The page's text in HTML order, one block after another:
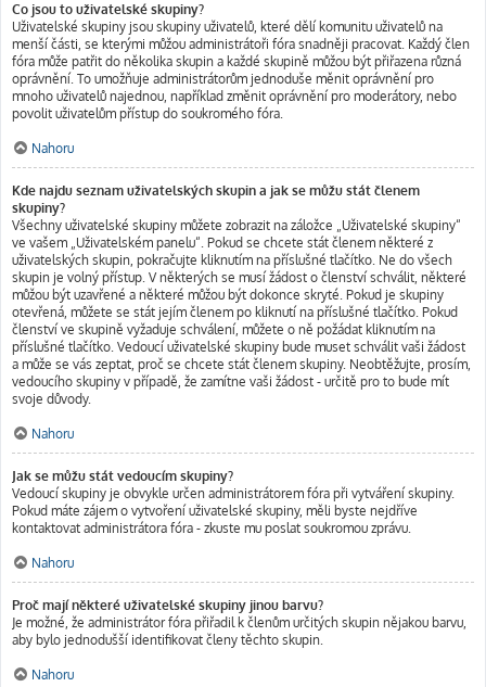
Co jsou to uživatelské skupiny?
Uživatelské skupiny jsou skupiny uživatelů, které dělí komunitu uživatelů na
menší části, se kterými můžou administrátoři fóra snadněji pracovat. Každý člen
fóra může patřit do několika skupin a každé skupině můžou být přiřazena různá
oprávnění. To umožňuje administrátorům jednoduše měnit oprávnění pro
mnoho uživatelů najednou, například změnit oprávnění pro moderátory, nebo
povolit uživatelům přístup do soukromého fóra.
Nahoru
Kde najdu seznam uživatelských skupin a jak se můžu stát členem
skupiny?
Všechny uživatelské skupiny můžete zobrazit na záložce „Uživatelské skupiny“
ve vašem „Uživatelském panelu“. Pokud se chcete stát členem některé z
uživatelských skupin, pokračujte kliknutím na příslušné tlačítko. Ne do všech
skupin je volný přístup. V některých se musí žádost o členství schválit, některé
můžou být uzavřené a některé můžou být dokonce skryté. Pokud je skupiny
otevřená, můžete se stát jejím členem po kliknutí na příslušné tlačítko. Pokud
členství ve skupině vyžaduje schválení, můžete o ně požádat kliknutím na
příslušné tlačítko. Vedoucí uživatelské skupiny bude muset schválit vaši žádost
a může se vás zeptat, proč se chcete stát členem skupiny. Neobtěžujte, prosím,
vedoucího skupiny v případě, že zamítne vaši žádost - určitě pro to bude mít
svoje důvody.
Nahoru
Jak se můžu stát vedoucím skupiny?
Vedoucí skupiny je obvykle určen administrátorem fóra při vytváření skupiny.
Pokud máte zájem o vytvoření uživatelské skupiny, měli byste nejdříve
kontaktovat administrátora fóra - zkuste mu poslat soukromou zprávu.
Nahoru
Proč mají některé uživatelské skupiny jinou barvu?
Je možné, že administrátor fóra přiřadil k členům určitých skupin nějakou barvu,
aby bylo jednodušší identifikovat členy těchto skupin.
Nahoru